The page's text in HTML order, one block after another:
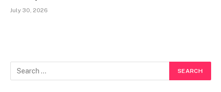
July 30, 2026